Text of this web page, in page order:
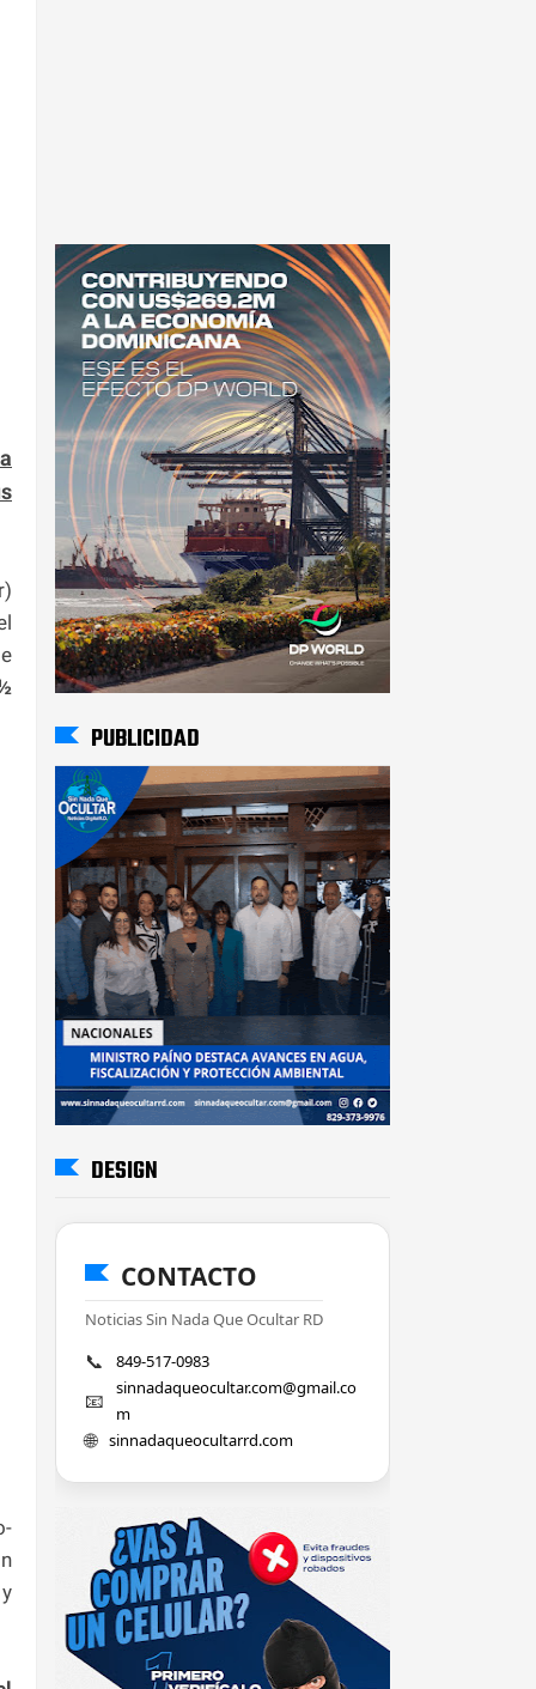
PUBLICIDAD
DESIGN
CONTACTO
Noticias Sin Nada Que Ocultar RD
📞 849-517-0983
📧
sinnadaqueocultar.com@gmail.co
m
🌐 sinnadaqueocultarrd.com